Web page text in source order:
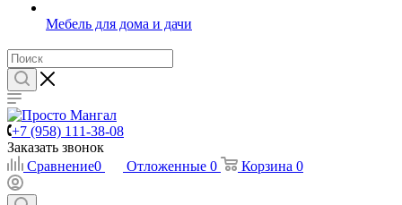
Мебель для дома и дачи
+7 (958) 111-38-08
Заказать звонок
Сравнение0 Отложенные 0 Корзина 0